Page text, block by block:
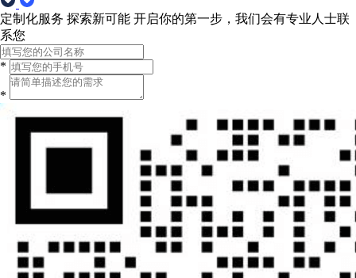
定制化服务 探索新可能 开启你的第一步，我们会有专业人士联
系您
*
*